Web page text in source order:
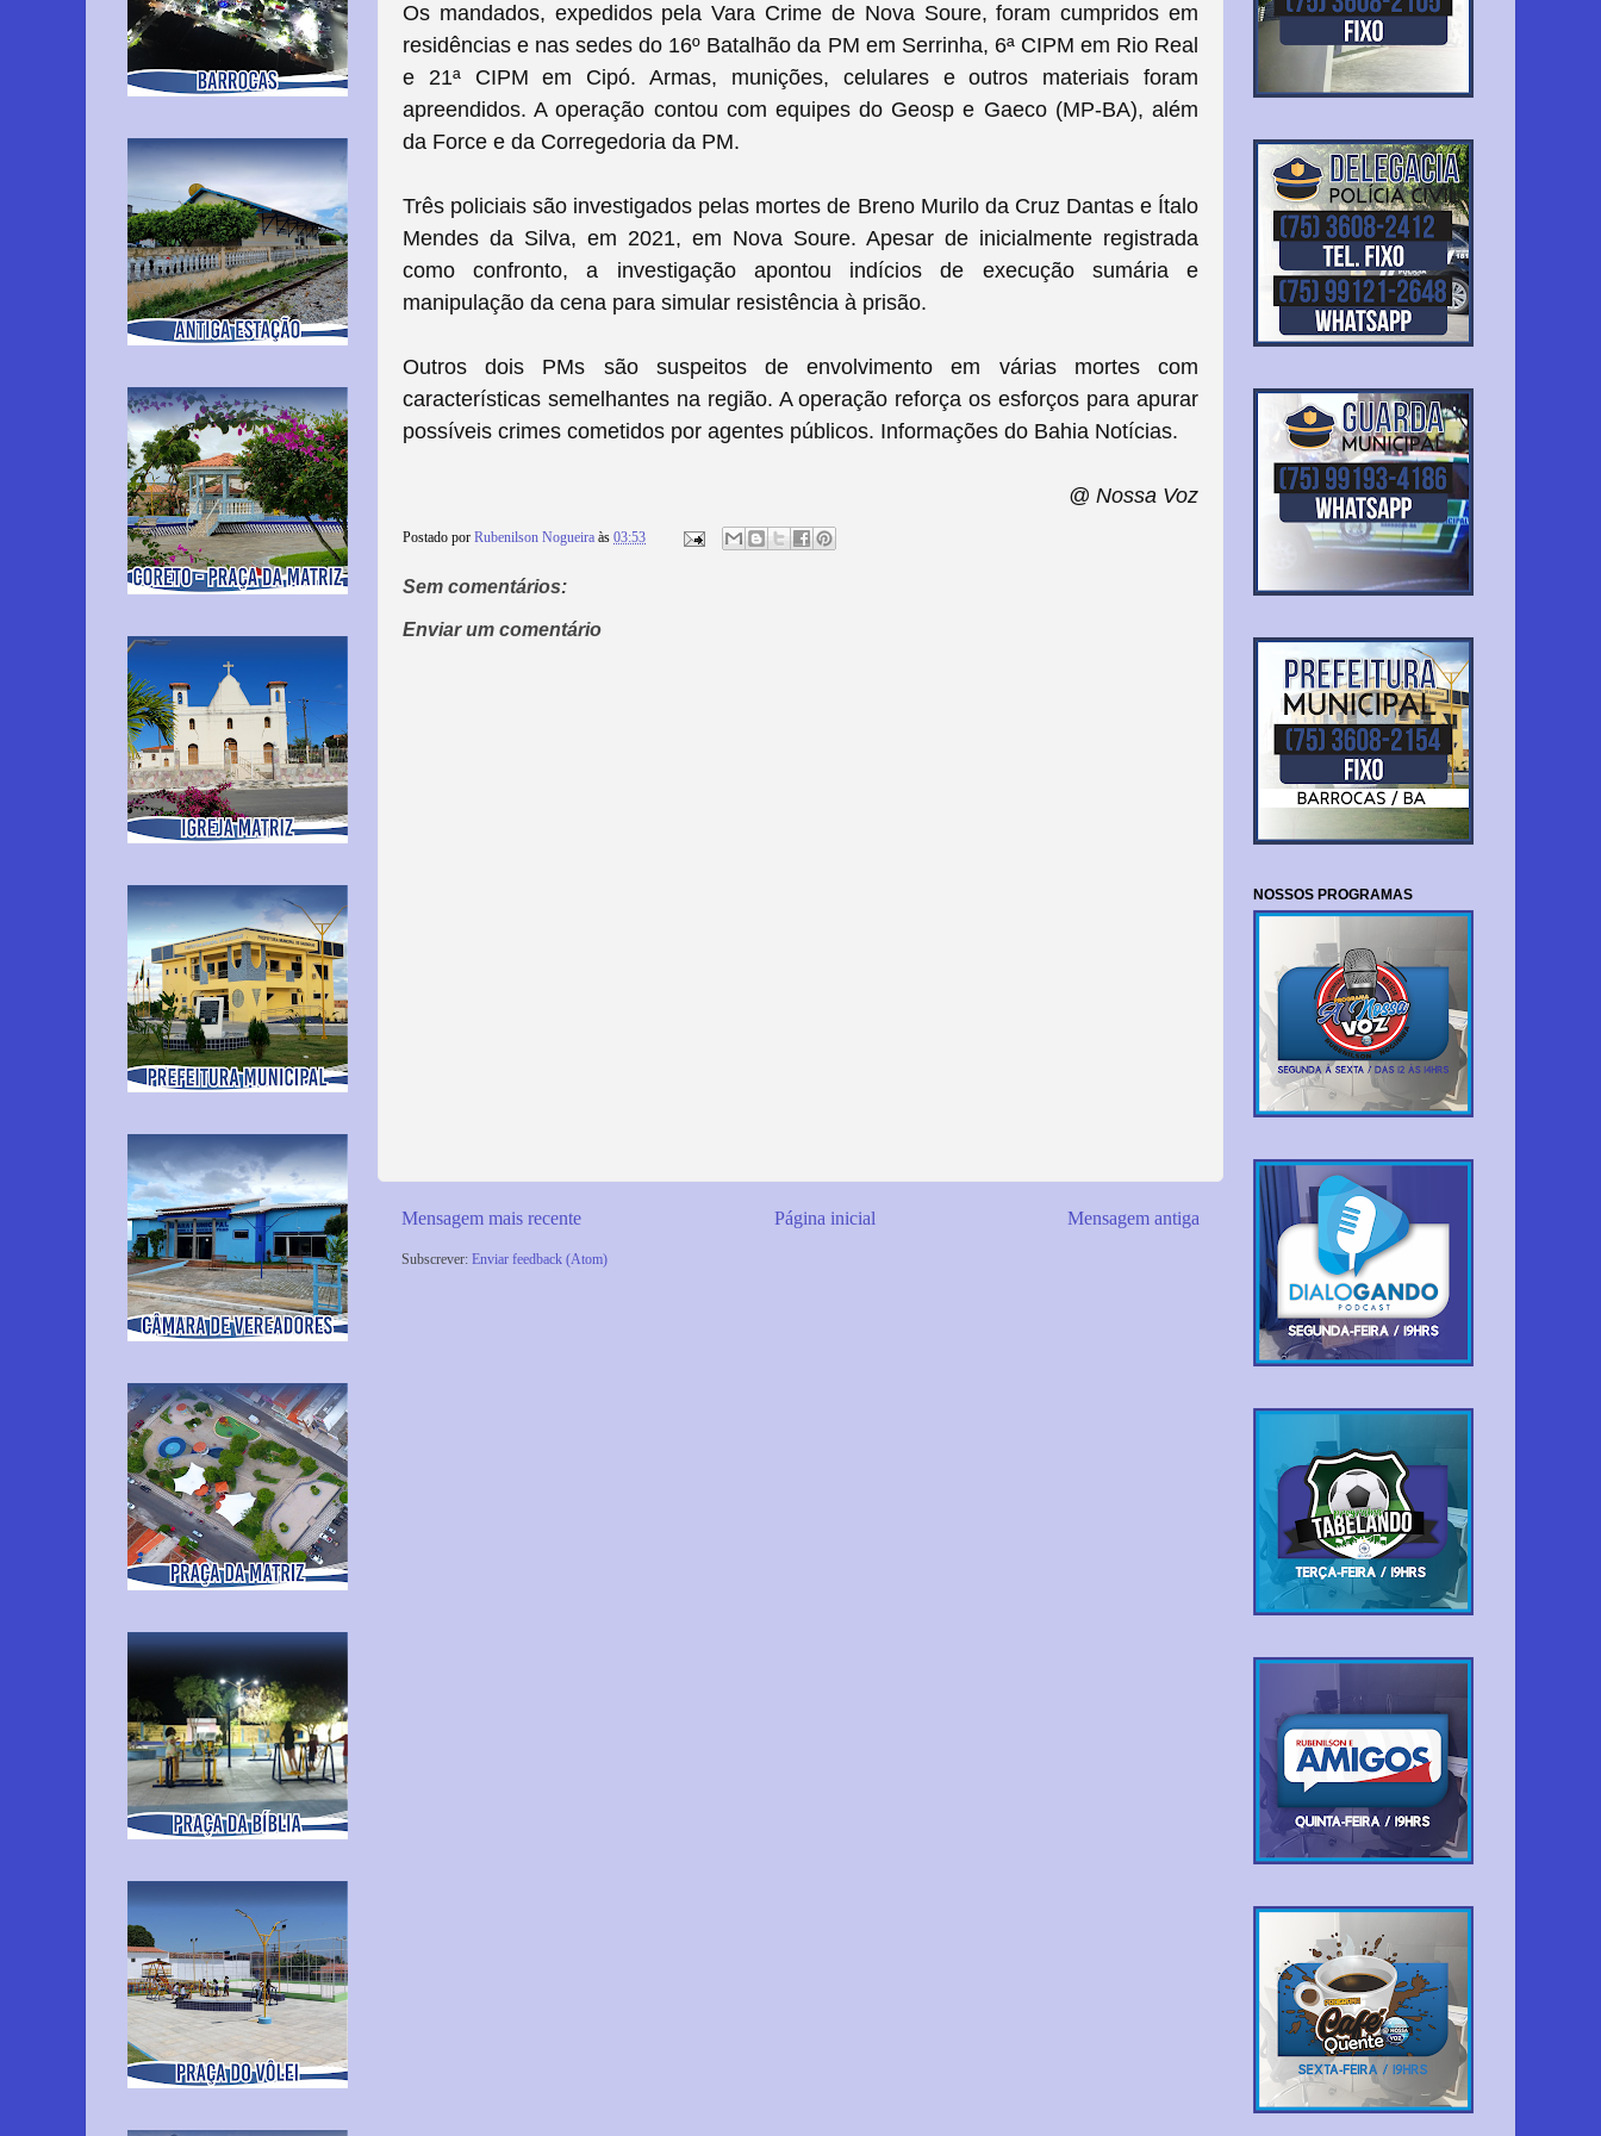
Os mandados, expedidos pela Vara Crime de Nova Soure, foram cumpridos em
residências e nas sedes do 16º Batalhão da PM em Serrinha, 6ª CIPM em Rio Real
e 21ª CIPM em Cipó. Armas, munições, celulares e outros materiais foram
apreendidos. A operação contou com equipes do Geosp e Gaeco (MP-BA), além
da Force e da Corregedoria da PM.
Três policiais são investigados pelas mortes de Breno Murilo da Cruz Dantas e Ítalo
Mendes da Silva, em 2021, em Nova Soure. Apesar de inicialmente registrada
como confronto, a investigação apontou indícios de execução sumária e
manipulação da cena para simular resistência à prisão.
Outros dois PMs são suspeitos de envolvimento em várias mortes com
características semelhantes na região. A operação reforça os esforços para apurar
possíveis crimes cometidos por agentes públicos. Informações do Bahia Notícias.
@ Nossa Voz
Postado por Rubenilson Nogueira às 03:53
Sem comentários:
Enviar um comentário
Mensagem mais recente Mensagem antiga
Página inicial
Subscrever: Enviar feedback (Atom)
NOSSOS PROGRAMAS